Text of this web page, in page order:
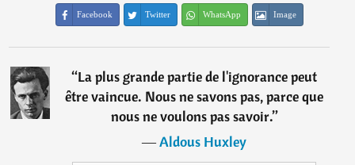
Facebook Twitter WhatsApp Image
“La plus grande partie de l'ignorance peut
être vaincue. Nous ne savons pas, parce que
nous ne voulons pas savoir.”
―Aldous Huxley